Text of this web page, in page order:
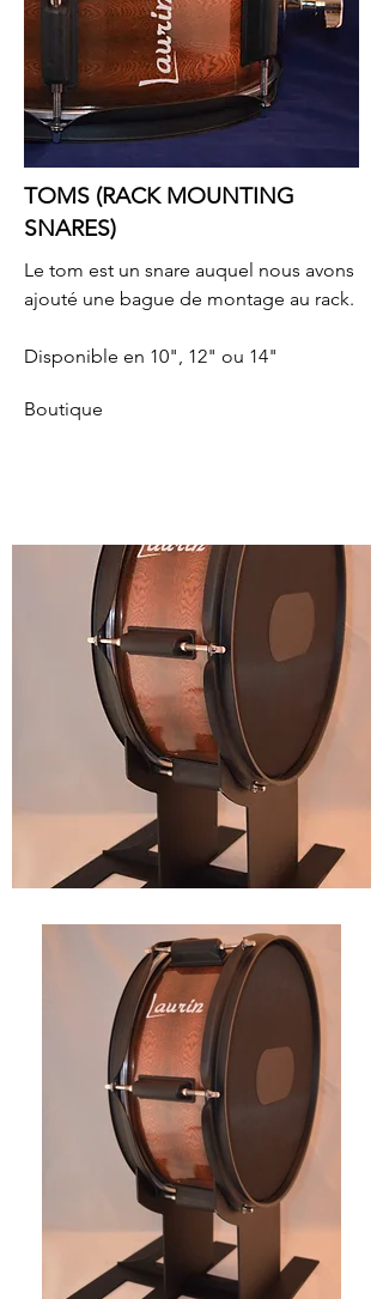
TOMS (RACK MOUNTING
SNARES)
Le tom est un snare auquel nous avons
ajouté une bague de montage au rack.
Disponible en 10", 12" ou 14"
Boutique